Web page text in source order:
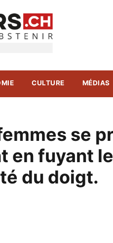
CULTURE MÉDIAS
se
en fuyant
du doigt.